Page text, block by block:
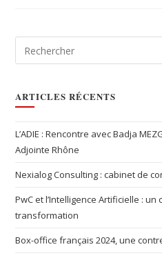
ARTICLES RÉCENTS
L’ADIE : Rencontre avec Badja
Adjointe Rhône
Nexialog Consulting : cabinet de
PwC et l’Intelligence Artificielle :
transformation
Box-office français 2024, une